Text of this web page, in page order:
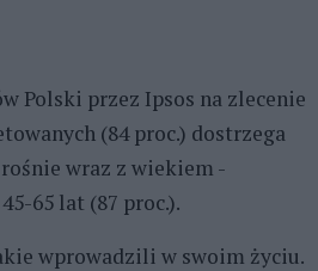
Polski przez Ipsos na zlecenie
(84 proc.) dostrzega
wraz z wiekiem -
65 lat (87 proc.).
wprowadzili w swoim życiu.